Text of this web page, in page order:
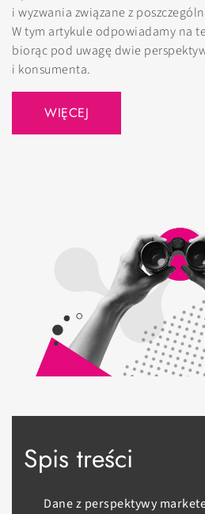
i wyzwania związane z
W tym artykule odpowiadamy na
biorąc pod uwagę dwie
i konsumenta.
WIĘCEJ
Spis treści
Dane z perspektywy